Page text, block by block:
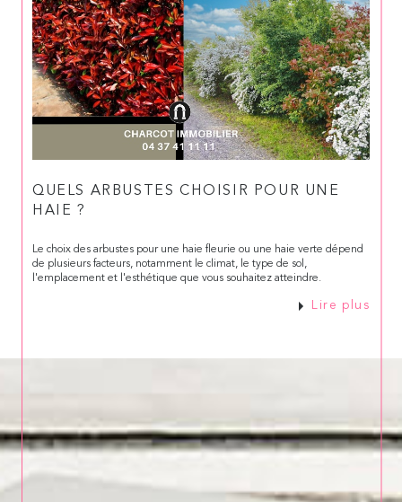
QUELS ARBUSTES CHOISIR POUR UNE
HAIE ?
Le choix des arbustes pour une haie fleurie ou une haie verte dépend
de plusieurs facteurs, notamment le climat, le type de sol,
l'emplacement et l'esthétique que vous souhaitez atteindre.
Lire plus